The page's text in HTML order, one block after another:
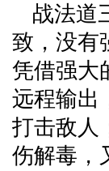
战法道
致，没有
凭借强大
远程输出
打击敌人
伤解毒，